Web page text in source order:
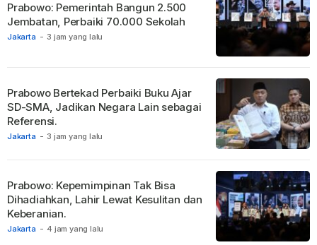
Jakarta - 3 jam yang lalu
Prabowo: Pemerintah Bangun 2.500
Jembatan, Perbaiki 70.000 Sekolah
Jakarta - 3 jam yang lalu
Prabowo Bertekad Perbaiki Buku Ajar
SD-SMA, Jadikan Negara Lain sebagai
Referensi.
Jakarta - 4 jam yang lalu
Prabowo: Kepemimpinan Tak Bisa
Dihadiahkan, Lahir Lewat Kesulitan dan
Keberanian.